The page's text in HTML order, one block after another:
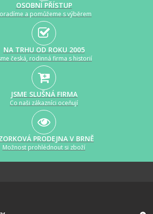
OSOBNÍ PŘÍSTUP
a pomůžeme s výběrem
NA TRHU OD ROKU 2005
česká, rodinná firma s historií
JSME SLUŠNÁ FIRMA
Co naši zákazníci oceňují
PRODEJNA V BRNĚ
Možnost prohlédnout si zboží